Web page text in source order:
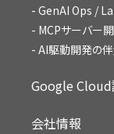
GenAI Ops /
MCPサーバー
AI駆動開発の
Google Cloud
会社情報